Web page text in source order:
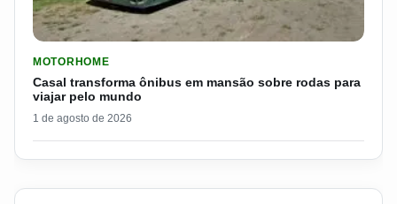
MOTORHOME
Casal transforma ônibus em mansão sobre rodas para
viajar pelo mundo
1 de agosto de 2026